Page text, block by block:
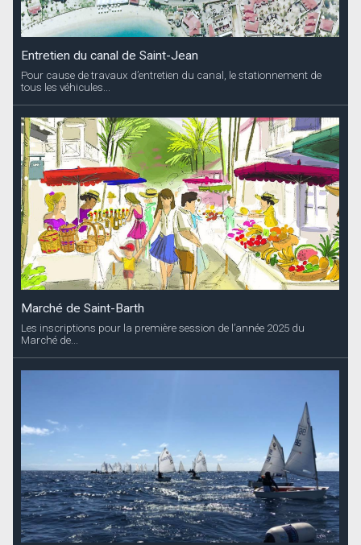
Entretien du canal de Saint-Jean
Pour cause de travaux d’entretien du canal, le stationnement de
tous les véhicules...
Marché de Saint-Barth
Les inscriptions pour la première session de l’année 2025 du
Marché de...